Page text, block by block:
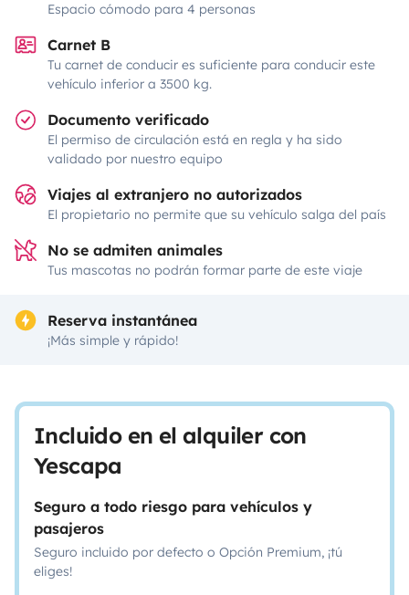
Espacio cómodo para 4 personas
Carnet B
Tu carnet de conducir es suficiente para conducir este
vehículo inferior a 3500 kg.
Documento verificado
El permiso de circulación está en regla y ha sido
validado por nuestro equipo
Viajes al extranjero no autorizados
El propietario no permite que su vehículo salga del país
No se admiten animales
Tus mascotas no podrán formar parte de este viaje
Reserva instantánea
¡Más simple y rápido!
Incluido en el alquiler con
Yescapa
Seguro a todo riesgo para vehículos y
pasajeros
Seguro incluido por defecto o Opción Premium, ¡tú
eliges!